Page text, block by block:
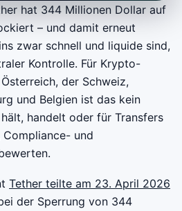
hat 344 Millionen Dollar auf
– und damit erneut
zwar schnell und liquide sind,
Kontrolle. Für Krypto-
der Schweiz,
und Belgien ist das kein
handelt oder für Transfers
und
Tether teilte am 23. April 2026
der Sperrung von 344